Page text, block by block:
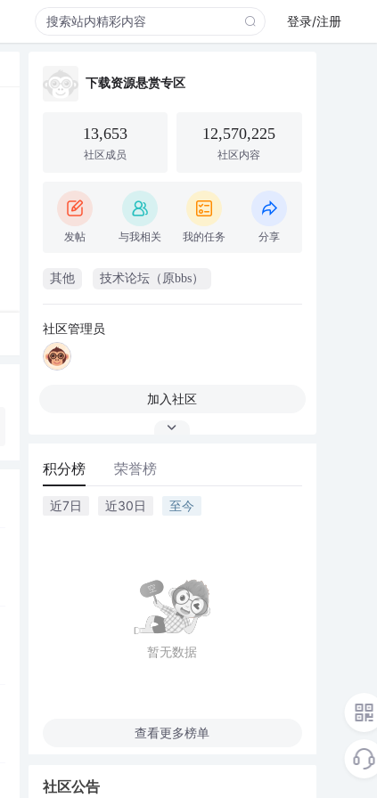
登录/注册
下载资源悬赏专区
13,653
社区成员
12,570,225
社区内容
发帖 与我相关 我的任务 分享
其他 技术论坛（原bbs）
社区管理员
加入社区
积分榜 荣誉榜
近7日 近30日 至今
暂无数据
查看更多榜单
社区公告